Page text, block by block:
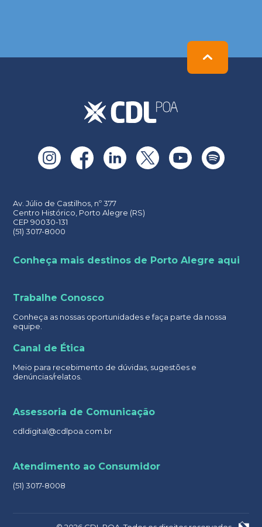
field
Av. Júlio de Castilhos, nº 377
Centro Histórico, Porto Alegre (RS)
CEP 90030-131
(51) 3017-8000
Conheça mais destinos de Porto Alegre aqui
Trabalhe Conosco
Conheça as nossas oportunidades e faça parte da nossa
equipe.
Canal de Ética
Meio para recebimento de dúvidas, sugestões e
denúncias/relatos.
Assessoria de Comunicação
cdldigital@cdlpoa.com.br
Atendimento ao Consumidor
(51) 3017-8008